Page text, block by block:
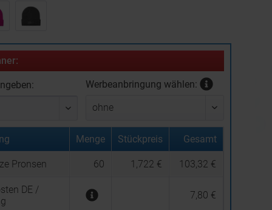
Werbeanbringung wählen:
Menge Stückpreis Gesamt
Pronsen 60 1,722 € 103,32 €
DE /
7,80 €